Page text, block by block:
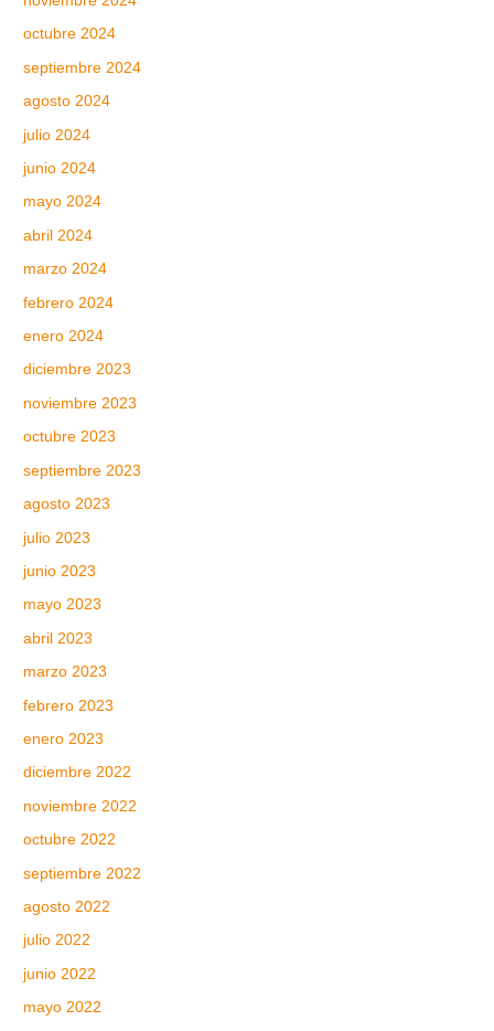
octubre 2024
septiembre 2024
agosto 2024
julio 2024
junio 2024
mayo 2024
abril 2024
marzo 2024
febrero 2024
enero 2024
diciembre 2023
noviembre 2023
octubre 2023
septiembre 2023
agosto 2023
julio 2023
junio 2023
mayo 2023
abril 2023
marzo 2023
febrero 2023
enero 2023
diciembre 2022
noviembre 2022
octubre 2022
septiembre 2022
agosto 2022
julio 2022
junio 2022
mayo 2022